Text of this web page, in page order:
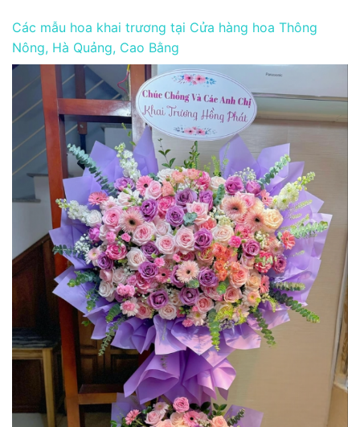
Các mẫu hoa khai trương tại Cửa hàng hoa Thông
Nông, Hà Quảng, Cao Bằng